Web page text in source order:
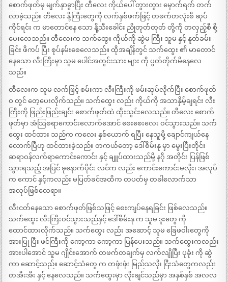
စောက်ဖုတ်မှ မျက်နှာခွာပြီး တီလေး ကိုယ်ပေါ် တွားတွား မှောက်ရက် တက်
လာခဲ့သည်။ တီလေး နို့ကြီးတွေကို လက်နှစ်ဖက်ဖြင့် တဖက်တလုံးစီ ဆုပ်
ကိုင်ရင်း က မာတောင်နေ သော နို့သီးခေါင်း ညိုတုတ်တုတ် တို့ကို တလှည့်စီ စို့
ပေးလေသည်။ တီလေးက သက်ထွေး ကိုယ်ကို ဆွဲမ ကြီး သူမ နှင့် နူတ်ခမ်း
ခြင်း ဖိကပ် ပြီး စုပ်နမ်းစေလေသည်။ ထိုအချိန်တွင် သက်ထွေး ၏ မာတောင်
နေသော လီးကြီးမှာ သူမ ပေါင်အတွင်းသား များ ကို ပွတ်တိုက်မိနေလေ
သည်။
တီလေးက သူမ လက်ဖြင့် စမ်းကာ လီးကြီးကို ဖမ်းဆုပ်လိုက်ပြီး စောက်ဖုတ်
ဝ တွင် တေ့ပေးလိုက်သည်။ သက်ထွေး လည်း ကိုယ်ကို အသာနှိမ့်ချရင်း လီး
ကြီးကို ဖြည်းဖြည်းချင်း စောက်ဖုတ်ထဲ ထိုးသွင်းလေသည်။ တီလေး စောက်
ဖုတ်မှာ အံသြစရာကောင်းလောက်အောင် စေးစေးလေး ဝင်သွားသည်။ သက်
ထွေး ထင်ထား သည်က ကလေး နှစ်ယောက် ရပြီး နေသူမို့ ချောင်ကျယ်နေ
လောက်ပြီဟု ထင်ထားခဲ့သည်။ တကယ်တော့ ဒေါ်စိမ်းနု မှာ မွေးပြီးတိုင်း
ဆရာဝန်လက်ရာကောင်းကောင်း နှင့် ချူပ်ထားသည်မို့ နဂို အတိုင်း ပြန်ဖြစ်
သွားရသည့် အပြင် ခုနောက်ပိုင်း လင်က လည်း ကောင်းကောင်းမလိုး၊ အလုပ်
က ကောင် နှင့်ကလည်း မပြတ်ခင်အထိက တပတ်မှ တခါလောက်သာ
အလုပ်ဖြစ်လေရာ။
လီးငတ်နေသော စောက်ဖုတ်ဖြစ်သဖြင့် စေးကျပ်နေရခြင်း ဖြစ်လေသည်။
သက်ထွေး လီးကြီးဝင်သွားသည်နှင့် ဒေါ်စိမ်းနု က သူမ ဒူးတွေ ကို
ထောင်ထားလိုက်သည်။ သက်ထွေး လည်း အဆောင့် သူမ ခြေဖဝါးတွေကို
အားပြု ပြီး ဖင်ကြီးကို ကော့ကာ ကော့ကာ ပြန်ပေးသည်။ သက်ထွေးကလည်း
အားပါအောင် သူမ ဂျိုင်းအောက် တဖက်တချက်မှ လက်လျိုပြီး ပုခုံး ကို ဆွဲ
ကာ ဆောင့်သည်။ ဆောင့်သံတွေ က တဖုံးဖုံး မြည်သလို၊ ငြီးသံတွေကလည်း
တအီးအီး နှင့် နေလေသည်။ သက်ထွေးမှာ လိုးချင်သည်မှာ အနှစ်နှစ် အလလ